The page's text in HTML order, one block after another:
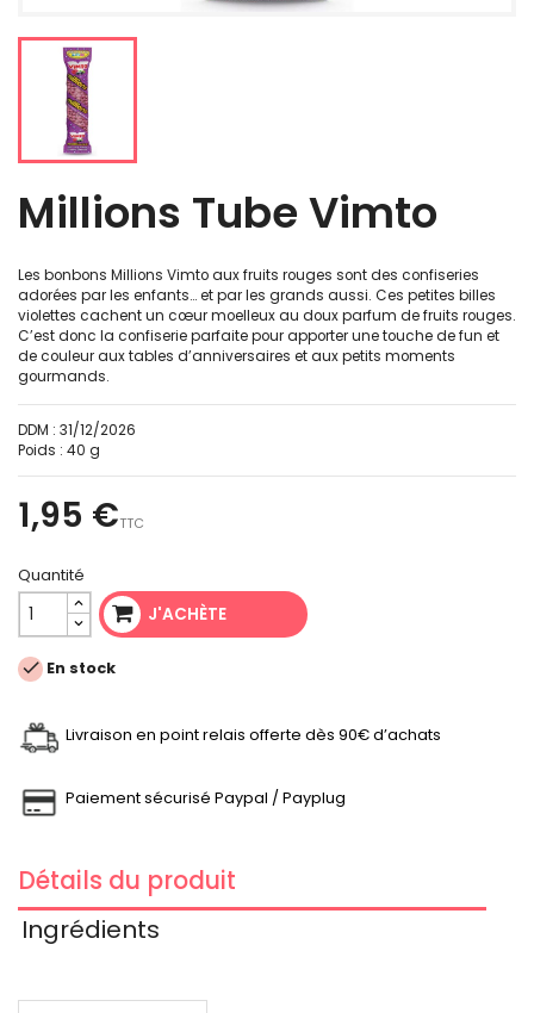
Millions Tube Vimto
Les bonbons Millions Vimto aux fruits rouges sont des confiseries
adorées par les enfants… et par les grands aussi. Ces petites billes
violettes cachent un cœur moelleux au doux parfum de fruits rouges.
C’est donc la confiserie parfaite pour apporter une touche de fun et
de couleur aux tables d’anniversaires et aux petits moments
gourmands.
DDM : 31/12/2026
Poids : 40 g
1,95 €TTC
Quantité
J'ACHÈTE
 En stock
Livraison en point relais offerte dès 90€ d’achats
Paiement sécurisé Paypal / Payplug
Détails du produit
Ingrédients